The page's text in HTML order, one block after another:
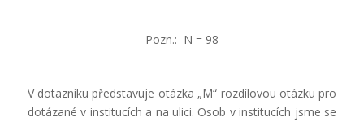
Pozn.: N = 98
V dotazníku představuje otázka „M“ rozdílovou otázku pro
dotázané v institucích a na ulici. Osob v institucích jsme se